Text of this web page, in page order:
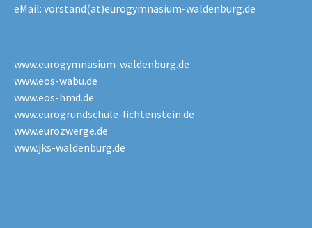
eMail: vorstand(at)eurogymnasium-waldenburg.de
www.eurogymnasium-waldenburg.de
www.eos-wabu.de
www.eos-hmd.de
www.eurogrundschule-lichtenstein.de
www.eurozwerge.de
www.jks-waldenburg.de